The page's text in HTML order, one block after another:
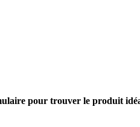
pour trouver le produit